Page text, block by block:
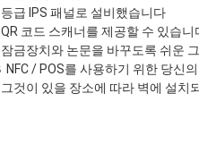
급 IPS 패널로 설비했습니다
코드 스캐너를 제공할 수 있습니
금장치와 논문을 바꾸도록 쉬운 그
NFC / POS를 사용하기 위한 당신의
것이 있을 장소에 따라 벽에 설치